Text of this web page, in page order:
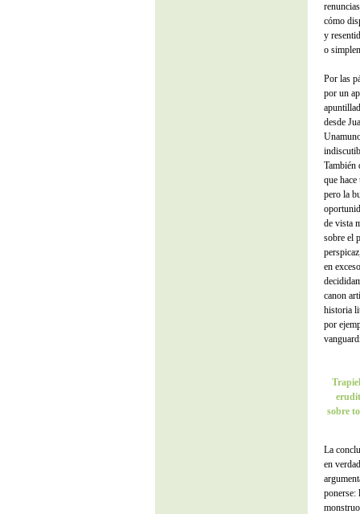
cómo
y
o
Por las
por un
desde
También
que
pero la
de vista
sobre el
en
canon
historia
por
sobre
La
en
ponerse: